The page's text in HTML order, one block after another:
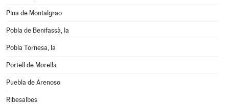
Pina de Montalgrao
Pobla de Benifassà, la
Pobla Tornesa, la
Portell de Morella
Puebla de Arenoso
Ribesalbes